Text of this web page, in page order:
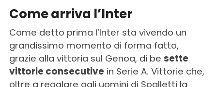
Come arriva l’Inter
Come detto prima l’Inter sta vivendo un
grandissimo momento di forma fatto,
grazie alla vittoria sul Genoa, di be sette
vittorie consecutivein Serie A. Vittorie che,
oltre a regalare agli uomini di Spalletti la